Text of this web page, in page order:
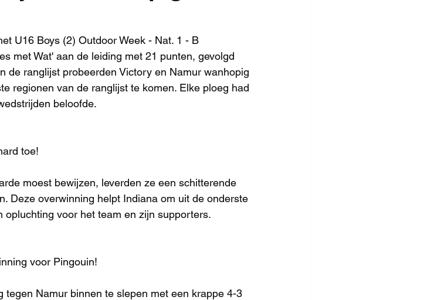
U16 Boys (2) Outdoor Week - Nat. 1 - B
met Wat' aan de leiding met 21 punten, gevolgd
de ranglijst probeerden Victory en Namur wanhopig
regionen van de ranglijst te komen. Elke ploeg had
beloofde.
toe!
moest bewijzen, leverden ze een schitterende
Deze overwinning helpt Indiana om uit de onderste
voor het team en zijn supporters.
voor Pingouin!
tegen Namur binnen te slepen met een krappe 4-3